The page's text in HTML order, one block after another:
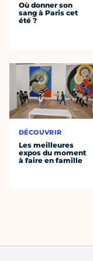
Où donner son
sang à Paris cet
été ?
DÉCOUVRIR
Les meilleures
expos du moment
à faire en famille